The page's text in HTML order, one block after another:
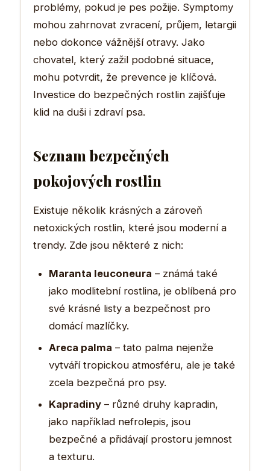
problémy, pokud je pes požije. Symptomy
mohou zahrnovat zvracení, průjem, letargii
nebo dokonce vážnější otravy. Jako
chovatel, který zažil podobné situace,
mohu potvrdit, že prevence je klíčová.
Investice do bezpečných rostlin zajišťuje
klid na duši i zdraví psa.
Seznam bezpečných
pokojových rostlin
Existuje několik krásných a zároveň
netoxických rostlin, které jsou moderní a
trendy. Zde jsou některé z nich:
Maranta leuconeura – známá také
jako modlitební rostlina, je oblíbená pro
své krásné listy a bezpečnost pro
domácí mazlíčky.
Areca palma – tato palma nejenže
vytváří tropickou atmosféru, ale je také
zcela bezpečná pro psy.
Kapradiny – různé druhy kapradin,
jako například nefrolepis, jsou
bezpečné a přidávají prostoru jemnost
a texturu.